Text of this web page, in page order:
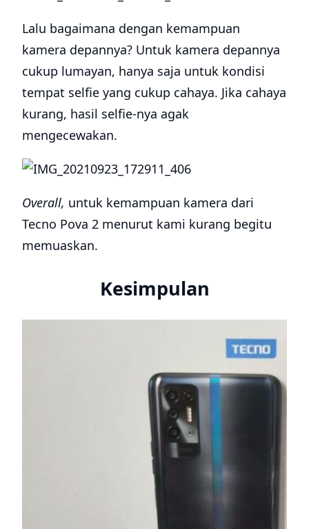
Lalu bagaimana dengan kemampuan
kamera depannya? Untuk kamera depannya
cukup lumayan, hanya saja untuk kondisi
tempat selfie yang cukup cahaya. Jika cahaya
kurang, hasil selfie-nya agak
mengecewakan.
Overall, untuk kemampuan kamera dari
Tecno Pova 2 menurut kami kurang begitu
memuaskan.
Kesimpulan